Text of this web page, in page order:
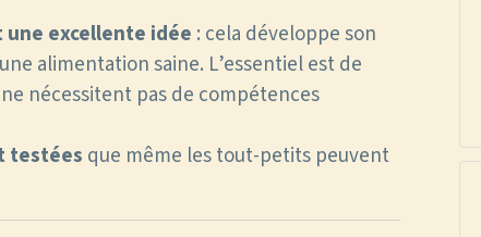
excellente idée : cela développe son
alimentation saine. L’essentiel est de
nécessitent pas de compétences
testées que même les tout-petits peuvent